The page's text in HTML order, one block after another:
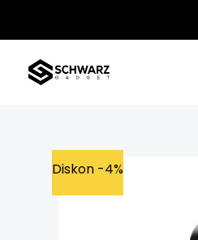
content
Diskon -4%